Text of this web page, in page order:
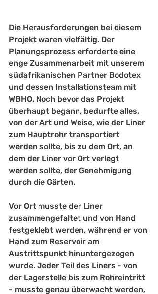
Die Herausforderungen bei diesem
Projekt waren vielfältig. Der
Planungsprozess erforderte eine
enge Zusammenarbeit mit unserem
südafrikanischen Partner Bodotex
und dessen Installationsteam mit
WBHO. Noch bevor das Projekt
überhaupt begann, bedurfte alles,
von der Art und Weise, wie der Liner
zum Hauptrohr transportiert
werden sollte, bis zu dem Ort, an
dem der Liner vor Ort verlegt
werden sollte, der Genehmigung
durch die Gärten.
Vor Ort musste der Liner
zusammengefaltet und von Hand
festgeklebt werden, während er von
Hand zum Reservoir am
Austrittspunkt hinuntergezogen
wurde. Jeder Teil des Liners - von
der Lagerstelle bis zum Rohreintritt
- musste genau überwacht werden,